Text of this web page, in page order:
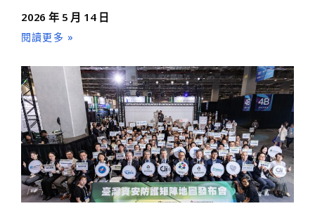
2026 年 5 月 14 日
閱讀更多 »